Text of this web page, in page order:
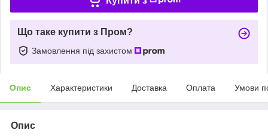
Що таке купити з Пром?
Замовлення під захистом
Опис Характеристики Доставка Оплата Умови
Опис